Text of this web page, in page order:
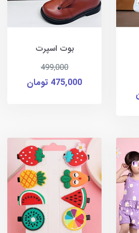
بوت اسپرت
499,000
475,000 تومان